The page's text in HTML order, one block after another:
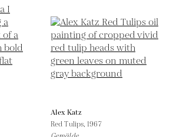
Alex Katz
Red Tulips,1967